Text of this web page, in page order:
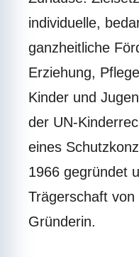
individuelle,
ganzheitliche
Erziehung,
Kinder und
der UN-
eines
1966 gegründet
Trägerschaft
Gründerin.